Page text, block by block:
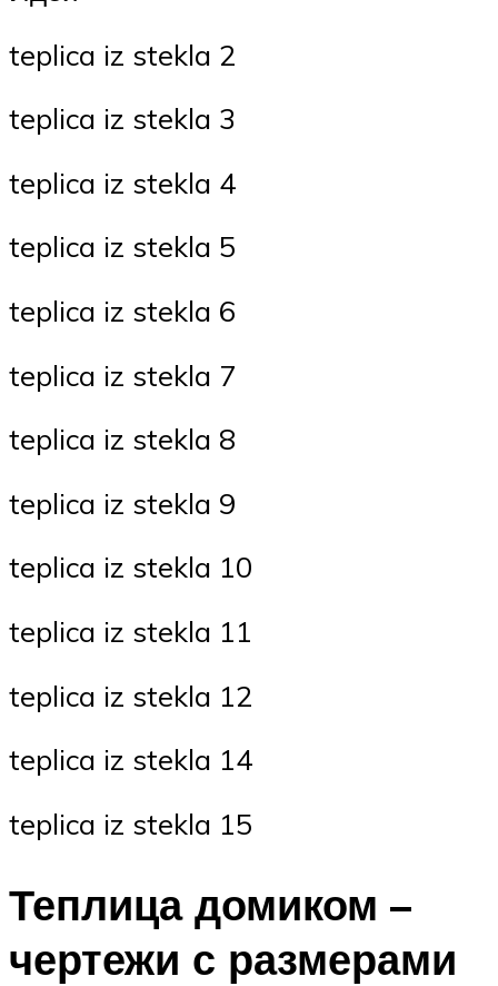
teplica iz stekla 2
teplica iz stekla 3
teplica iz stekla 4
teplica iz stekla 5
teplica iz stekla 6
teplica iz stekla 7
teplica iz stekla 8
teplica iz stekla 9
teplica iz stekla 10
teplica iz stekla 11
teplica iz stekla 12
teplica iz stekla 14
teplica iz stekla 15
Теплица домиком –
чертежи с размерами